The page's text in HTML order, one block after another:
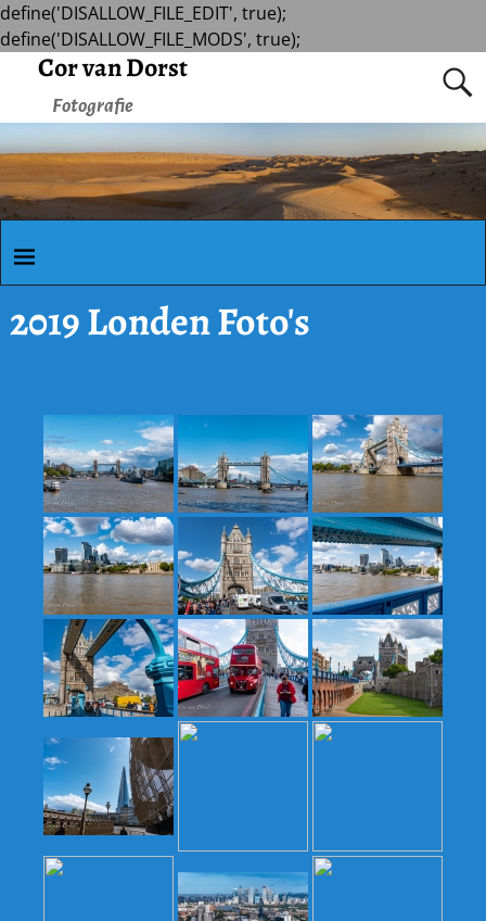
define('DISALLOW_FILE_EDIT', true);
define('DISALLOW_FILE_MODS', true);
Cor van Dorst
Fotografie
2019 Londen Foto's